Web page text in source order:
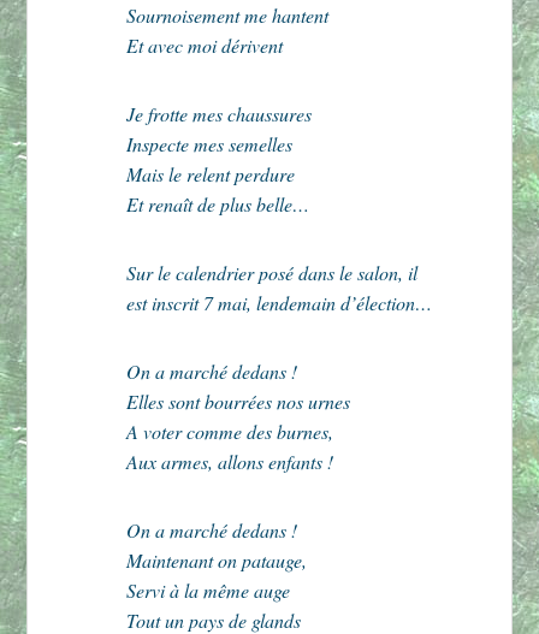
Sournoisement me hantent
Et avec moi dérivent
Je frotte mes chaussures
Inspecte mes semelles
Mais le relent perdure
Et renaît de plus belle…
Sur le calendrier posé dans le salon, il
est inscrit 7 mai, lendemain d’élection…
On a marché dedans !
Elles sont bourrées nos urnes
A voter comme des burnes,
Aux armes, allons enfants !
On a marché dedans !
Maintenant on patauge,
Servi à la même auge
Tout un pays de glands